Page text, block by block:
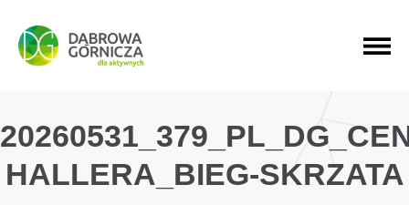
PRZEJDŹ DO MENU GŁÓWNEGO
PRZEJDŹ DO WYSZUKIWARKI
PRZEJDŹ DO TREŚCI
HALLERA_BIEG-SKRZATA